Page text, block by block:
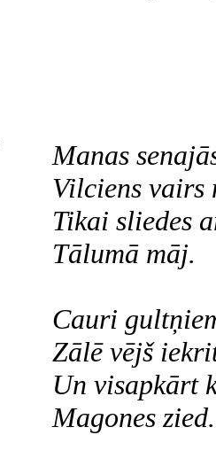
Manas
Vilciens vairs
Tikai sliedes
Tālumā māj.
Cauri
Zālē vējš
Un visapkārt
Magones zied.